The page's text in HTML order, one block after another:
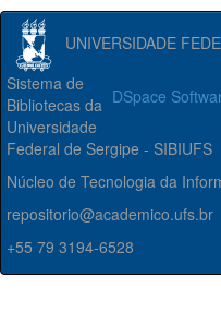
UNIVERSIDADE
DSpace
Sistema de
Bibliotecas da
Universidade
Federal de Sergipe - SIBIUFS
Núcleo de Tecnologia da
repositorio@academico.ufs.br
+55 79 3194-6528